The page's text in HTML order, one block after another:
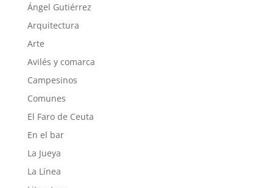
Ángel Gutiérrez
Arquitectura
Arte
Avilés y comarca
Campesinos
Comunes
El Faro de Ceuta
En el bar
La Jueya
La Línea